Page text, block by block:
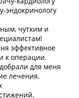
эндокринологу
чутким и
эффективное
к операции.
для меня
лечения.